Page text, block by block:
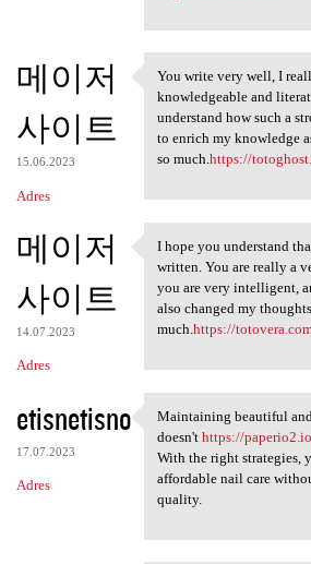
메이저
사이트
15.06.2023
Adres
You write very well,
You write very well, I
knowledgeable and
understand how such a
to enrich my knowledge
so much.https://
메이저
사이트
14.07.2023
Adres
I hope you
I hope you understand
written. You are really a
you are very intelligent,
also changed my
much.https://
etisnetisno
17.07.2023
Adres
Maintaining
Maintaining beautiful
doesn't https://paperio2.io
With the right strategies,
affordable nail care
quality.